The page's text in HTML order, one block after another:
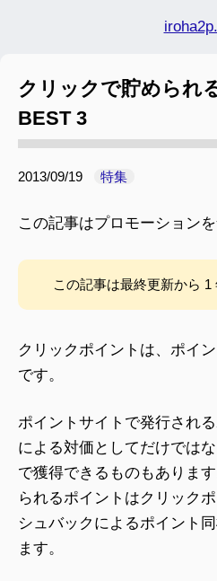
クリックで貯められ
BEST 3
2013/09/19 特集
この記事はプロモーション
この記事は最終更新から
クリックポイントは、ポイ
です。
ポイントサイトで発行され
による対価としてだけでは
で獲得できるものもありま
られるポイントはクリック
シュバックによるポイント
ます。